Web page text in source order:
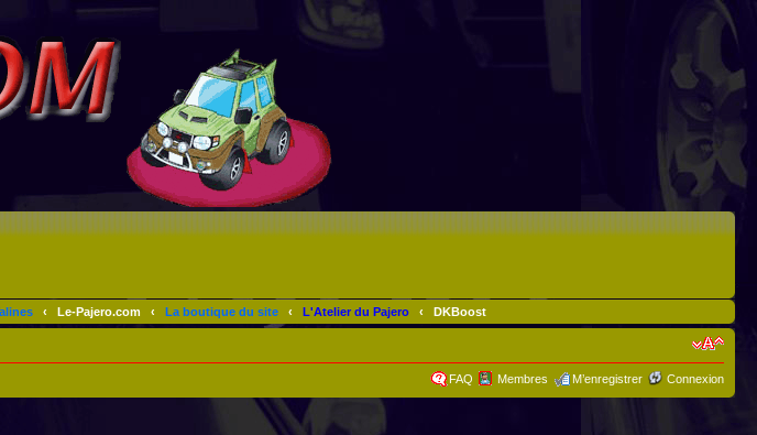
‹ Le-Pajero.com ‹ La boutique du site ‹ L'Atelier du Pajero ‹ DKBoost
FAQ Membres M’enregistrer Connexion